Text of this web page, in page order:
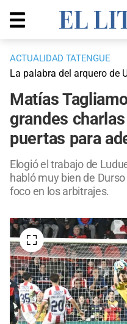
ACTUALIDAD TATENGUE
La palabra del arquero de
Matías
grandes
puertas para
Elogió el trabajo de
habló muy bien de
foco en los arbitrajes.